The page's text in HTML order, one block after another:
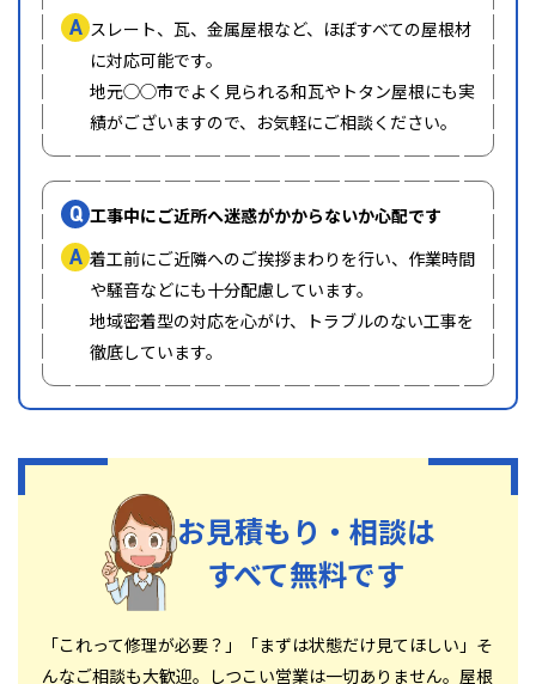
A スレート、瓦、金属屋根など、ほぼすべての屋根材
に対応可能です。
地元◯◯市でよく見られる和瓦やトタン屋根にも実
績がございますので、お気軽にご相談ください。
Q 工事中にご近所へ迷惑がかからないか心配です
A 着工前にご近隣へのご挨拶まわりを行い、作業時間
や騒音などにも十分配慮しています。
地域密着型の対応を心がけ、トラブルのない工事を
徹底しています。
お見積もり・相談は
すべて無料です
「これって修理が必要？」「まずは状態だけ見てほしい」そ
んなご相談も大歓迎。しつこい営業は一切ありません。屋根